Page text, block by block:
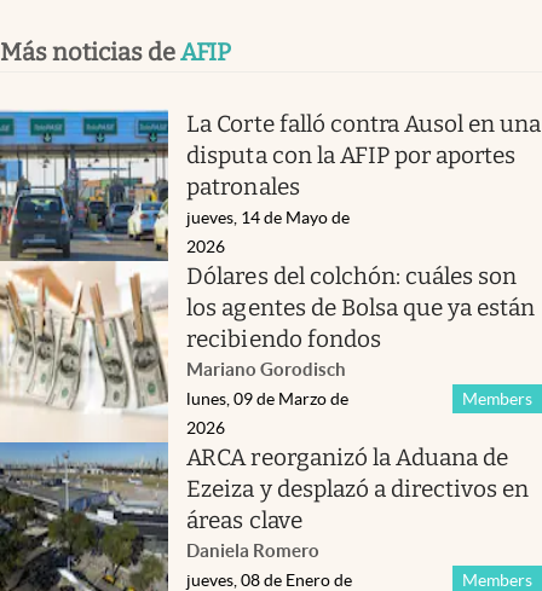
Más noticias deAFIP
La Corte falló contra Ausol en una
disputa con la AFIP por aportes
patronales
jueves, 14 de Mayo de
2026
Dólares del colchón: cuáles son
los agentes de Bolsa que ya están
recibiendo fondos
Mariano Gorodisch
Members
lunes, 09 de Marzo de
2026
ARCA reorganizó la Aduana de
Ezeiza y desplazó a directivos en
áreas clave
Daniela Romero
Members
jueves, 08 de Enero de